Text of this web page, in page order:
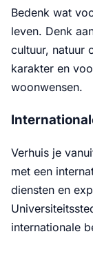
Bedenk wat
leven. Denk
cultuur, natuur
karakter en
woonwensen.
Verhuis je
met een
diensten en
internationale